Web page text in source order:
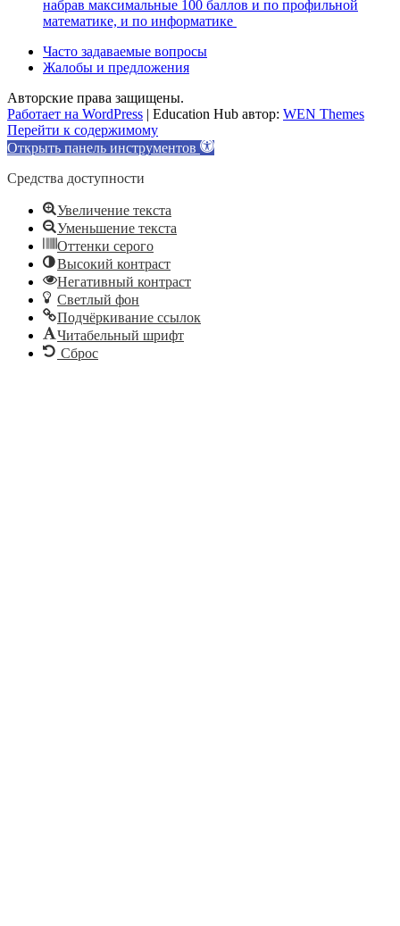
набрав максимальные 100 баллов и по профильной
математике, и по информатике
Часто задаваемые вопросы
Жалобы и предложения
Авторские права защищены.
Работает на WordPress | Education Hub автор: WEN Themes
Перейти к содержимому
Открыть панель инструментов
Средства доступности
Увеличение текста
Уменьшение текста
Оттенки серого
Высокий контраст
Негативный контраст
Светлый фон
Подчёркивание ссылок
Читабельный шрифт
Сброс